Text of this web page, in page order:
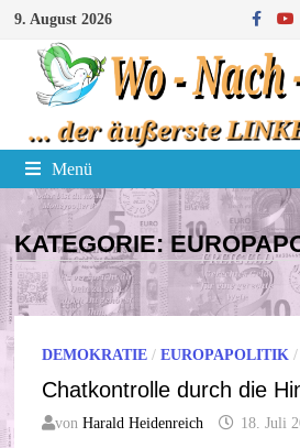
Zum
Inhalt
springen
9. August 2026
Menü
KATEGORIE:
DEMOKRATIE /EUROPAPOLITIK
Chatkontrolle durch die
vonHarald Heidenreich 18. Juli